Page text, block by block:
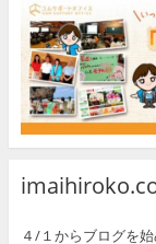
４/１からブログを